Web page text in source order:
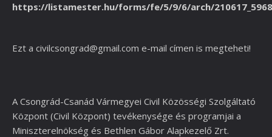
https://listamester.hu/forms/fe/5/9/6/arch/
Ezt a civilcsongrad@gmail.com e-mail címen is megteheti!
A Csongrád-Csanád Vármegyei Civil Közösségi Szolgáltató
Központ (Civil Központ) tevékenysége és programjai a
Miniszterelnökség és Bethlen Gábor Alapkezelő Zrt.